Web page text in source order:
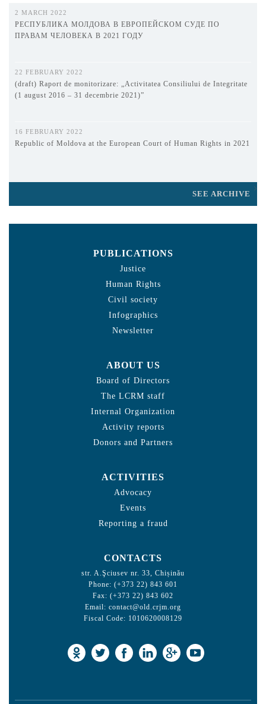
2 MARCH 2022
РЕСПУБЛИКА МОЛДОВА В ЕВРОПЕЙСКОМ СУДЕ ПО
ПРАВАМ ЧЕЛОВЕКА В 2021 ГОДУ
22 FEBRUARY 2022
(draft) Raport de monitorizare: „Activitatea Consiliului de Integritate
(1 august 2016 – 31 decembrie 2021)”
16 FEBRUARY 2022
Republic of Moldova at the European Court of Human Rights in 2021
SEE ARCHIVE
PUBLICATIONS
Justice
Human Rights
Civil society
Infographics
Newsletter
ABOUT US
Board of Directors
The LCRM staff
Internal Organization
Activity reports
Donors and Partners
ACTIVITIES
Advocacy
Events
Reporting a fraud
CONTACTS
str. A.Şciusev nr. 33, Chișinău
Phone: (+373 22) 843 601
Fax: (+373 22) 843 602
Email: contact@old.crjm.org
Fiscal Code: 1010620008129